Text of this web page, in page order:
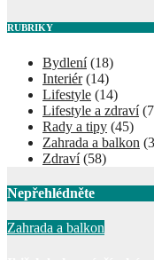
RUBRIKY
Bydlení(18)
Interiér(14)
Lifestyle (14)
Lifestyle a zdraví
Rady a tipy (45)
Zahrada a balkon
Zdraví(58)
Nepřehlédněte
Zahrada a balkon